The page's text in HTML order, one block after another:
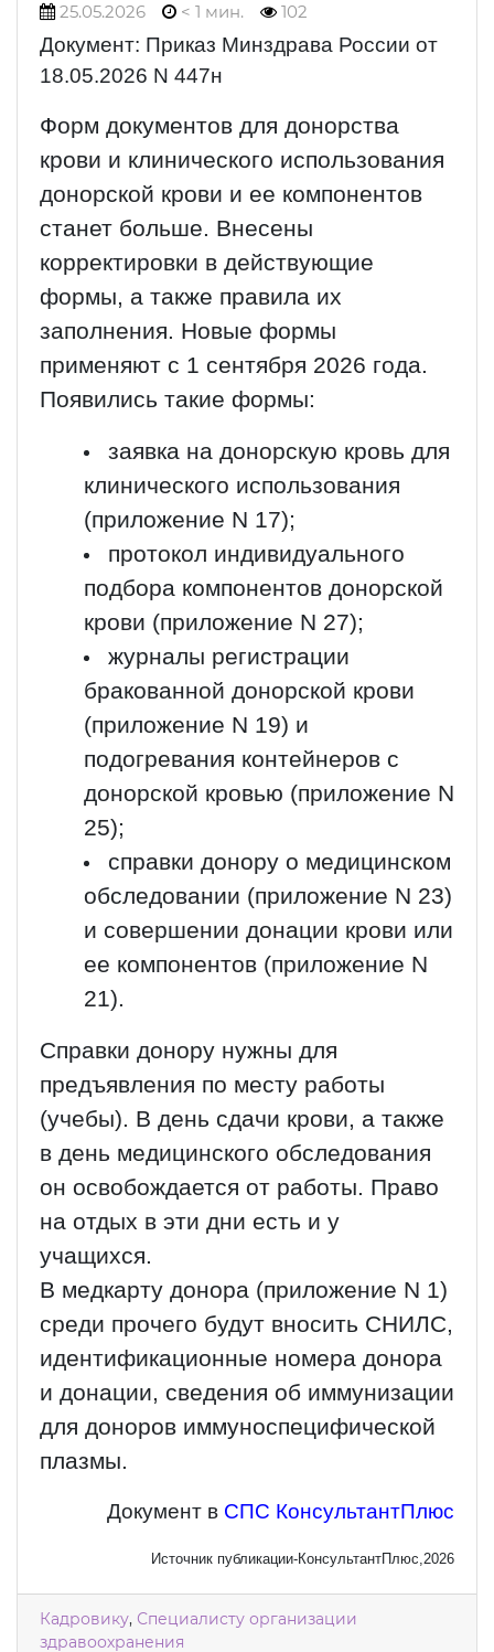
25.05.2026 < 1 мин. 102
Документ: Приказ Минздрава России от
18.05.2026 N 447н
Форм документов для донорства
крови и клинического использования
донорской крови и ее компонентов
станет больше. Внесены
корректировки в действующие
формы, а также правила их
заполнения. Новые формы
применяют с 1 сентября 2026 года.
Появились такие формы:
заявка на донорскую кровь для
клинического использования
(приложение N 17);
протокол индивидуального
подбора компонентов донорской
крови (приложение N 27);
журналы регистрации
бракованной донорской крови
(приложение N 19) и
подогревания контейнеров с
донорской кровью (приложение N
25);
справки донору о медицинском
обследовании (приложение N 23)
и совершении донации крови или
ее компонентов (приложение N
21).
Справки донору нужны для
предъявления по месту работы
(учебы). В день сдачи крови, а также
в день медицинского обследования
он освобождается от работы. Право
на отдых в эти дни есть и у
учащихся.
В медкарту донора (приложение N 1)
среди прочего будут вносить СНИЛС,
идентификационные номера донора
и донации, сведения об иммунизации
для доноров иммуноспецифической
плазмы.
Документ в СПС КонсультантПлюс
Источник публикации-КонсультантПлюс,2026
Кадровику, Специалисту организации
здравоохранения